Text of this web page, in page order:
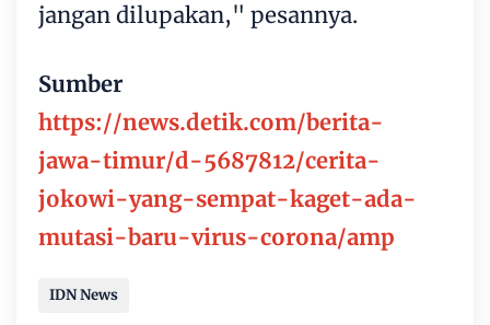
jangan dilupakan," pesannya.
Sumber
https://news.detik.com/berita-
jawa-timur/d-5687812/cerita-
jokowi-yang-sempat-kaget-ada-
mutasi-baru-virus-corona/amp
IDN News